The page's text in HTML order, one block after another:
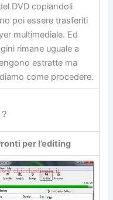
DVD copiandoli
poi essere trasferiti
multimediale. Ed
rimane uguale a
estratte ma
come procedere.
?
per l’editing